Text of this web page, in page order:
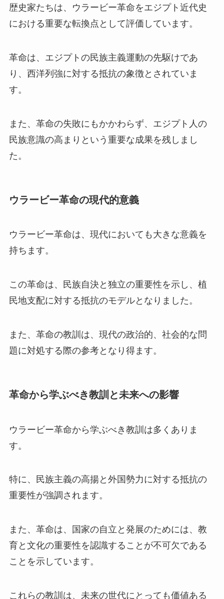
歴史家たちは、ウラービー革命をエジプト近代史
における重要な転換点として評価しています。
革命は、エジプトの民族主義運動の先駆けであ
り、西洋列強に対する抵抗の象徴とされていま
す。
また、革命の失敗にもかかわらず、エジプト人の
民族意識の高まりという重要な成果を残しまし
た。
ウラービー革命の現代的意義
ウラービー革命は、現代においても大きな意義を
持ちます。
この革命は、民族自決と独立の重要性を示し、植
民地支配に対する抵抗のモデルとなりました。
また、革命の教訓は、現代の政治的、社会的な問
題に対処する際の参考となり得ます。
革命から学ぶべき教訓と未来への影響
ウラービー革命から学ぶべき教訓は多くありま
す。
特に、民族主義の高揚と外国勢力に対する抵抗の
重要性が強調されます。
また、革命は、国家の自立と発展のためには、教
育と文化の重要性を認識することが不可欠である
ことを示しています。
これらの教訓は、未来の世代にとっても価値ある